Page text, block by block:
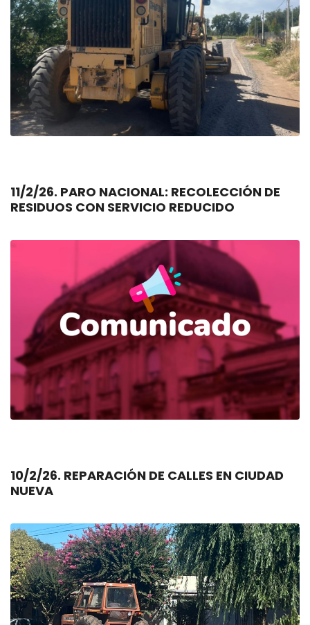
11/2/26. PARO NACIONAL: RECOLECCIÓN DE
RESIDUOS CON SERVICIO REDUCIDO
10/2/26. REPARACIÓN DE CALLES EN CIUDAD
NUEVA